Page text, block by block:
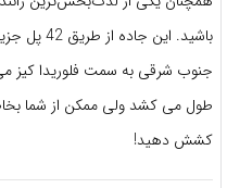
باشید.
جنوب شرقی به سمت فلوریدا کیز
طول می کشد ولی ممکن از شما
کشش دهید!